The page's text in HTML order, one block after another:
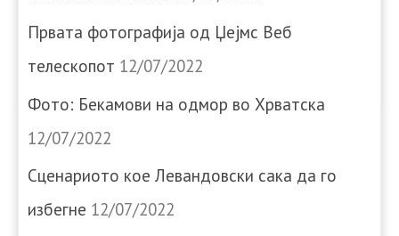
Првата фотографија од Џејмс Веб
телескопот 12/07/2022
Фото: Бекамови на одмор во Хрватска
12/07/2022
Сценариото кое Левандовски сака да го
избегне 12/07/2022